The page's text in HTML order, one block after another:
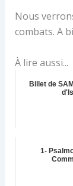
Nous
combats. A
À lire aussi...
Billet de
1-